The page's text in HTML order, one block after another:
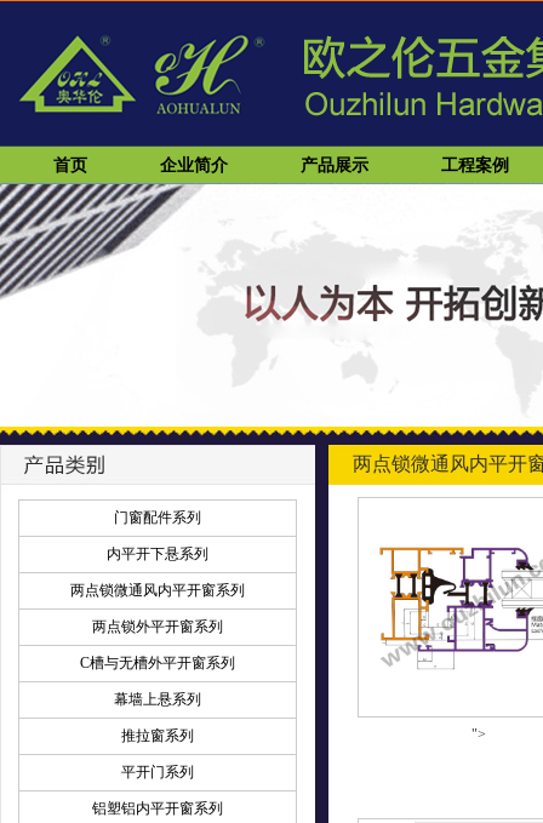
首页 企业简介 产品展示 工程案例
门窗配件系列
内平开下悬系列
两点锁微通风内平开窗系列
两点锁外平开窗系列
C槽与无槽外平开窗系列
幕墙上悬系列
推拉窗系列
平开门系列
铝塑铝内平开窗系列
两点锁微通风内平开
">